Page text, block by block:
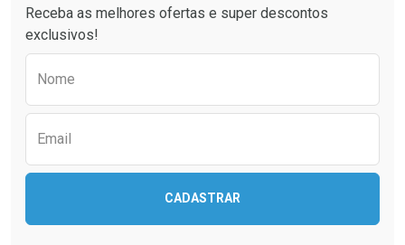
Receba as melhores ofertas e super descontos
exclusivos!
Nome
Email
CADASTRAR